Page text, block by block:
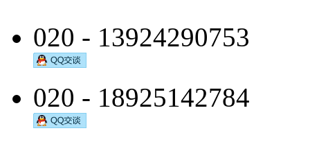
020 - 13924290753
020 - 18925142784